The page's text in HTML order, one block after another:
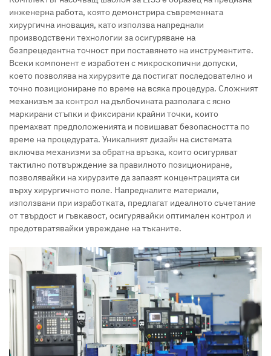
инженерна работа, която демонстрира съвременната
хирургична иновация, като използва напреднали
производствени технологии за осигуряване на
безпрецедентна точност при поставянето на инструментите.
Всеки компонент е изработен с микроскопични допуски,
което позволява на хирурзите да постигат последователно и
точно позициониране по време на всяка процедура. Сложният
механизъм за контрол на дълбочината разполага с ясно
маркирани стъпки и фиксирани крайни точки, които
премахват предположенията и повишават безопасността по
време на процедурата. Уникалният дизайн на системата
включва механизми за обратна връзка, които осигуряват
тактилно потвърждение за правилното позициониране,
позволявайки на хирурзите да запазят концентрацията си
върху хирургичното поле. Напредналите материали,
използвани при изработката, предлагат идеалното съчетание
от твърдост и гъвкавост, осигурявайки оптимален контрол и
предотвратявайки увреждане на тъканите.